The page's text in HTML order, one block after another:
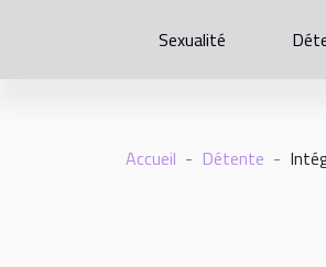
Sexualité
Accueil Détente